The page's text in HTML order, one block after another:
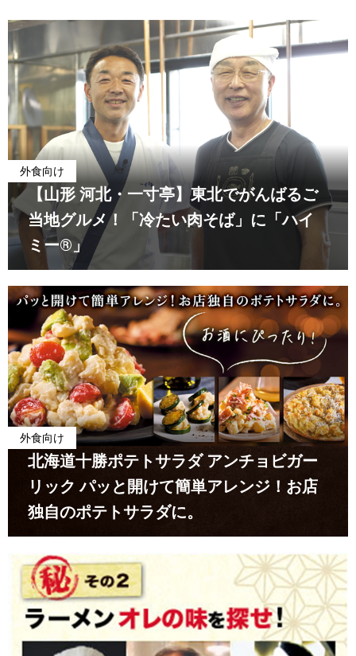
外食向け
【山形 河北・一寸亭】東北でがんばるご
当地グルメ！「冷たい肉そば」に「ハイ
ミー®」
外食向け
北海道十勝ポテトサラダ アンチョビガー
リック パッと開けて簡単アレンジ！お店
独自のポテトサラダに。